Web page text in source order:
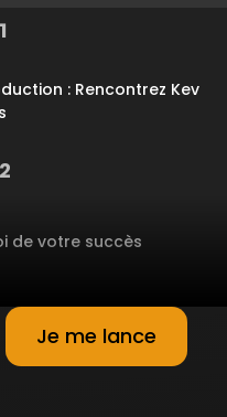
: Rencontrez Kev
de votre succès
dans votre ligne
Je me lance